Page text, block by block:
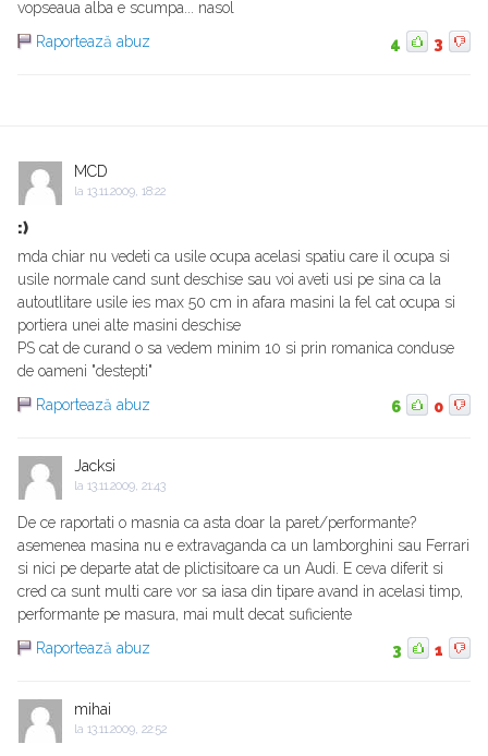
vopseaua alba e scumpa... nasol
Raportează abuz
4 3
MCD
la 13.11.2009, 18:22
:)
mda chiar nu vedeti ca usile ocupa acelasi spatiu care il ocupa si
usile normale cand sunt deschise sau voi aveti usi pe sina ca la
autoutlitare usile ies max 50 cm in afara masini la fel cat ocupa si
portiera unei alte masini deschise
PS cat de curand o sa vedem minim 10 si prin romanica conduse
de oameni "destepti"
Raportează abuz
6 0
Jacksi
la 13.11.2009, 21:43
De ce raportati o masnia ca asta doar la paret/performante?
asemenea masina nu e extravaganda ca un lamborghini sau Ferrari
si nici pe departe atat de plictisitoare ca un Audi. E ceva diferit si
cred ca sunt multi care vor sa iasa din tipare avand in acelasi timp,
performante pe masura, mai mult decat suficiente
Raportează abuz
3 1
mihai
la 13.11.2009, 22:52